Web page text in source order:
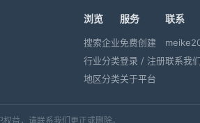
浏览
搜索企业
行业分类
地区分类
服务
免费创建
登录 / 注册
关于平台
联系
联系我们
益，请联系我们更正或删除。